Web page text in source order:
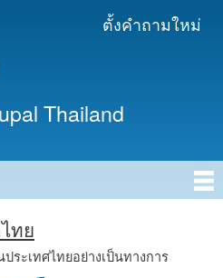
ตั้งคำถามใหม่
Thailand
ทย
ะเทศไทยอย่างเป็นทางการ